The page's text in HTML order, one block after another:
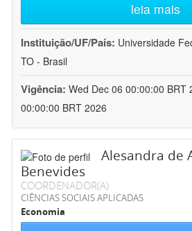
leia mais
Instituição/UF/País: Universidade
TO - Brasil
Vigência: Wed Dec 06 00:00:00 BRT
00:00:00 BRT 2026
Alesandra de
Benevides
COORDENADOR(A)
CIÊNCIAS SOCIAIS APLICADAS
Economia